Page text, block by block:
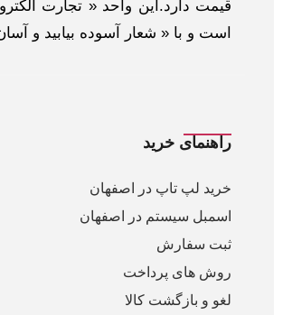
قیمت دارد.این واحد « تجارت
است و با « شعار آسوده بیابید و
راهنمای خرید
خرید لپ تاپ در اصفهان
اسمبل سیستم در اصفهان
ثبت سفارش
روش های پرداخت
لغو و بازگشت کالا